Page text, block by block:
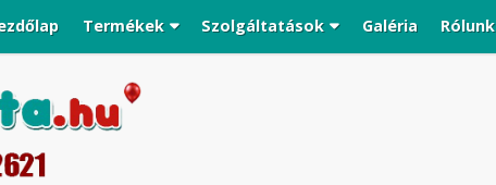
Termékek Szolgáltatások Galéria Rólunk